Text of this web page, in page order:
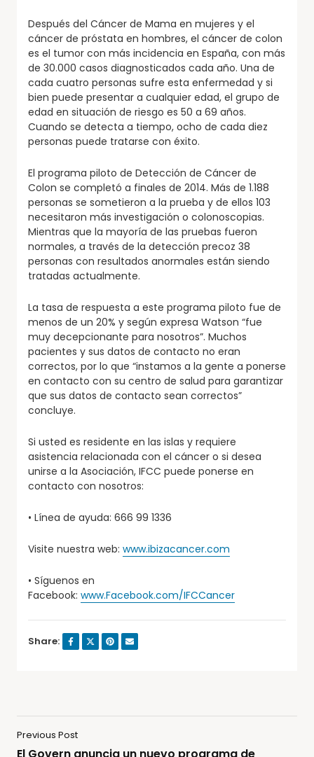
Después del Cáncer de Mama en mujeres y el
cáncer de próstata en hombres, el cáncer de colon
es el tumor con más incidencia en España, con más
de 30.000 casos diagnosticados cada año. Una de
cada cuatro personas sufre esta enfermedad y si
bien puede presentar a cualquier edad, el grupo de
edad en situación de riesgo es 50 a 69 años.
Cuando se detecta a tiempo, ocho de cada diez
personas puede tratarse con éxito.
El programa piloto de Detección de Cáncer de
Colon se completó a finales de 2014. Más de 1.188
personas se sometieron a la prueba y de ellos 103
necesitaron más investigación o colonoscopias.
Mientras que la mayoría de las pruebas fueron
normales, a través de la detección precoz 38
personas con resultados anormales están siendo
tratadas actualmente.
La tasa de respuesta a este programa piloto fue de
menos de un 20% y según expresa Watson “fue
muy decepcionante para nosotros”. Muchos
pacientes y sus datos de contacto no eran
correctos, por lo que “instamos a la gente a ponerse
en contacto con su centro de salud para garantizar
que sus datos de contacto sean correctos”
concluye.
Si usted es residente en las islas y requiere
asistencia relacionada con el cáncer o si desea
unirse a la Asociación, IFCC puede ponerse en
contacto con nosotros:
• Línea de ayuda: 666 99 1336
Visite nuestra web: www.ibizacancer.com
• Síguenos en
Facebook: www.Facebook.com/IFCCancer
Share:
Previous Post
El Govern anuncia un nuevo programa de